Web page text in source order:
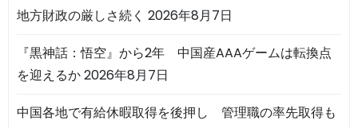
地方財政の厳しさ続く 2026年8月7日
『黒神話：悟空』から2年 中国産AAAゲームは転換点
を迎えるか2026年8月7日
中国各地で有給休暇取得を後押し 管理職の率先取得も